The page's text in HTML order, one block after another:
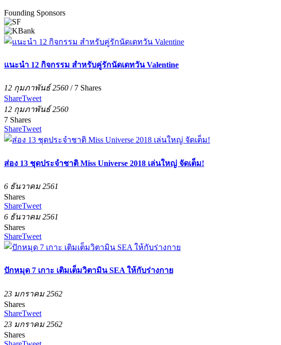
Founding Sponsors
แนะนำ 12 กิจกรรม สำหรับคู่รักนัดเดทวัน Valentine
12 กุมภาพันธ์ 2560 / 7 Shares
ShareTweet
12 กุมภาพันธ์ 2560
7 Shares
ShareTweet
ส่อง 13 ชุดประจำชาติ Miss Universe 2018 เล่นใหญ่ จัดเต็ม!
6 ธันวาคม 2561
Shares
ShareTweet
6 ธันวาคม 2561
Shares
ShareTweet
ปักหมุด 7 เกาะ เติมเต็มวิตามิน SEA ให้กับร่างกาย
23 มกราคม 2562
Shares
ShareTweet
23 มกราคม 2562
Shares